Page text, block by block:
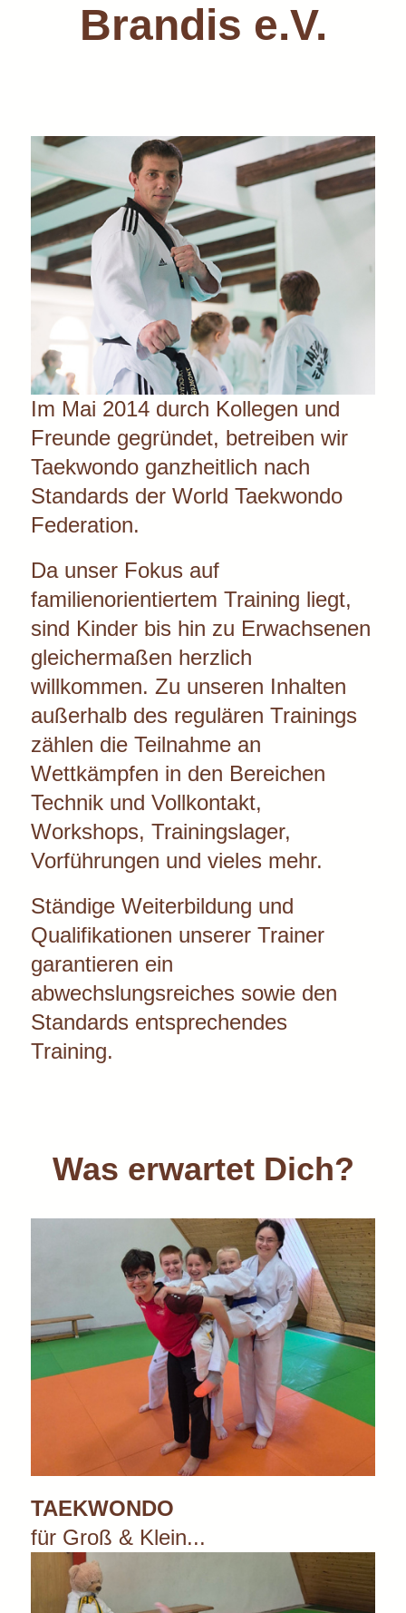
Brandis e.V.
Im Mai 2014 durch Kollegen und
Freunde gegründet, betreiben wir
Taekwondo ganzheitlich nach
Standards der World Taekwondo
Federation.
Da unser Fokus auf
familienorientiertem Training liegt,
sind Kinder bis hin zu Erwachsenen
gleichermaßen herzlich
willkommen. Zu unseren Inhalten
außerhalb des regulären Trainings
zählen die Teilnahme an
Wettkämpfen in den Bereichen
Technik und Vollkontakt,
Workshops, Trainingslager,
Vorführungen und vieles mehr.
Ständige Weiterbildung und
Qualifikationen unserer Trainer
garantieren ein
abwechslungsreiches sowie den
Standards entsprechendes
Training.
Was erwartet Dich?
TAEKWONDO
für Groß & Klein...